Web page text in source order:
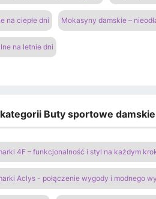
na ciepłe dni Mokasyny damskie –
na letnie dni
Buty sportowe
4F – funkcjonalność i styl na każdym
Aclys - połączenie wygody i modnego